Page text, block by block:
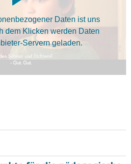
Daten ist uns
dem Klicken werden Daten
Servern geladen.